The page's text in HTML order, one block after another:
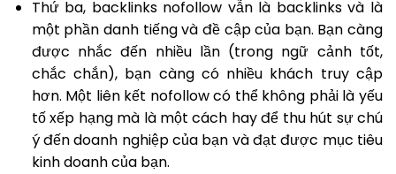
Thứ ba, backlinks nofollow vẫn là backlinks và là
một phần danh tiếng và đề cập của bạn. Bạn càng
được nhắc đến nhiều lần (trong ngữ cảnh tốt,
chắc chắn), bạn càng có nhiều khách truy cập
hơn. Một liên kết nofollow có thể không phải là yếu
tố xếp hạng mà là một cách hay để thu hút sự chú
ý đến doanh nghiệp của bạn và đạt được mục tiêu
kinh doanh của bạn.